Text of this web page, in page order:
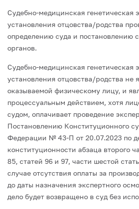
Судебно-медицинская генетическая
установления отцовства/родства
определению суда и постановлению
органов.
Судебно-медицинская генетическая
установления отцовства/родства не
оказываемой физическому лицу, и
процессуальным действием, хотя
судом, оплачивает проведение
Постановлению Конституционного
Федерации № 43-П от 20.07.2023 по
конституционности абзаца второго
85, статей 96 и 97, части шестой
случае отсутствия оплаты за
до даты назначения экспертного
дело будет возвращено в суд без